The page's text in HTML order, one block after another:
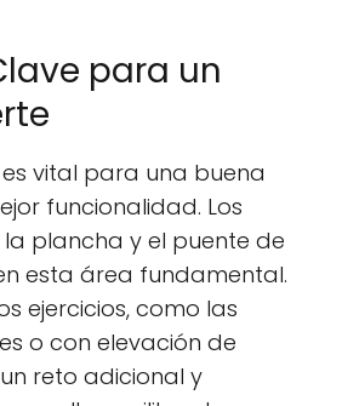
para un
vital para una buena
funcionalidad. Los
plancha y el puente de
esta área fundamental.
ejercicios, como las
o con elevación de
reto adicional y